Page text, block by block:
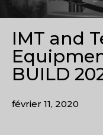
IMT and
BUILD
février 11, 2020